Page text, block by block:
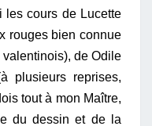
les cours de Lucette
rouges bien connue
de Odile
plusieurs reprises,
tout à mon Maître,
du dessin et de la